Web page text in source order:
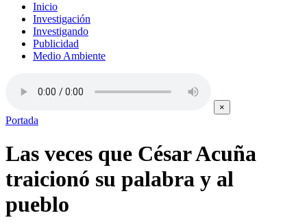
Inicio
Investigación
Investigando
Publicidad
Medio Ambiente
×
Portada
Las veces que César Acuña
traicionó su palabra y al
pueblo